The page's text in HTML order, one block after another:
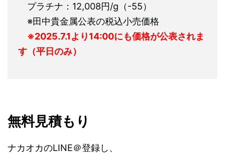
プラチナ：12,008円/g（-55）
※田中貴金属公表の税込小売価格
※2025.7.1より14:00にも価格が公表されま
す（平日のみ）
無料見積もり
ナカオカのLINE＠登録し、